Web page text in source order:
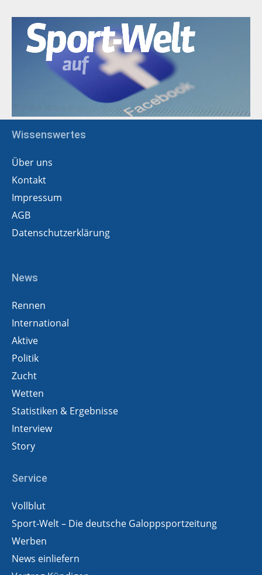
Wissenswertes
Über uns
Kontakt
Impressum
AGB
Datenschutzerklärung
News
Rennen
International
Aktive
Politik
Zucht
Wetten
Statistiken & Ergebnisse
Interview
Story
Service
Vollblut
Sport-Welt – Die deutsche Galoppsportzeitung
Werben
News einliefern